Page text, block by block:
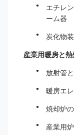
エチレ
ーム器
炭化物
産業用暖房と
放射管
暖房エ
焼却炉
産業用